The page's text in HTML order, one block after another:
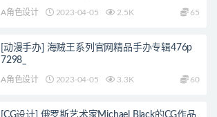
A角色设计 2023-04-05 2.5K 65
[动漫手办] 海贼王系列官网精品手办专辑476p
7298_
A角色设计 2023-04-05 3.3K 60
[CG设计] 俄罗斯艺术家Michael Black的CG作品